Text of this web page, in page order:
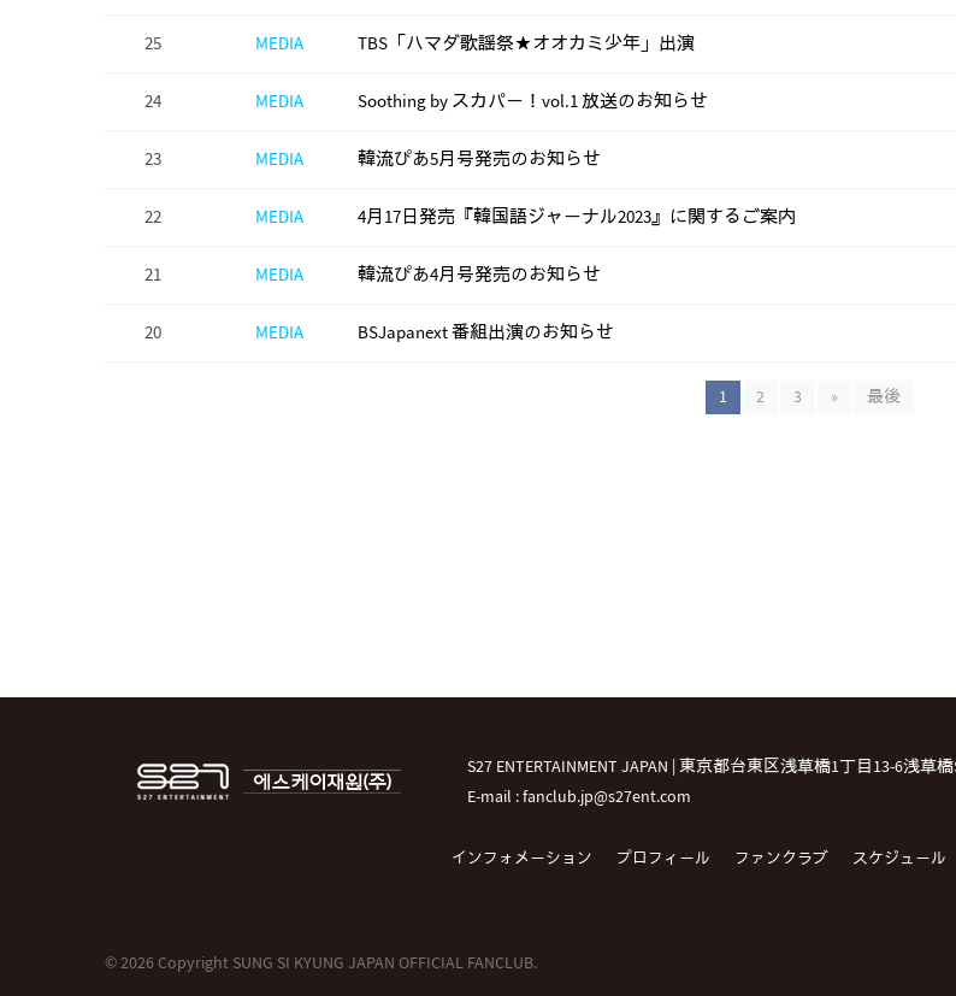
25 MEDIA TBS「ハマダ歌謡祭★オオカミ少年」出演
24 MEDIA Soothing by スカパー！vol.1 放送のお知らせ
23 MEDIA 韓流ぴあ5月号発売のお知らせ
22 MEDIA 4月17日発売『韓国語ジャーナル2023』に関するご案内
21 MEDIA 韓流ぴあ4月号発売のお知らせ
20 MEDIA BSJapanext 番組出演のお知らせ
1 2 3 » 最後
S27 ENTERTAINMENT JAPAN | 東京都台東区浅草橋1丁目13-6浅草
E-mail : fanclub.jp@s27ent.com
インフォメーション プロフィール ファンクラブ スケジュール
© 2026 Copyright SUNG SI KYUNG JAPAN OFFICIAL FANCLUB.